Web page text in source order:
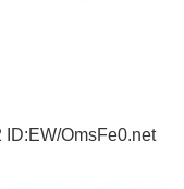
ID:EW/OmsFe0.net